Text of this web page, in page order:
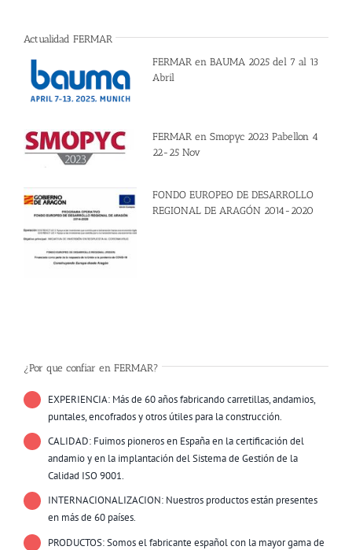
Actualidad FERMAR
FERMAR en BAUMA 2025 del 7 al 13
Abril
FERMAR en Smopyc 2023 Pabellon 4
22-25 Nov
FONDO EUROPEO DE DESARROLLO
REGIONAL DE ARAGÓN 2014-2020
¿Por que confiar en FERMAR?
EXPERIENCIA: Más de 60 años fabricando carretillas, andamios,
puntales, encofrados y otros útiles para la construcción.
CALIDAD: Fuimos pioneros en España en la certificación del
andamio y en la implantación del Sistema de Gestión de la
Calidad ISO 9001.
INTERNACIONALIZACION: Nuestros productos están presentes
en más de 60 países.
PRODUCTOS: Somos el fabricante español con la mayor gama de